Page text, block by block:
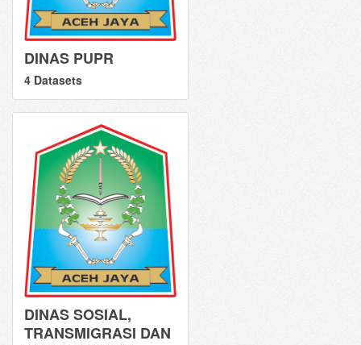
DINAS PUPR
4 Datasets
DINAS SOSIAL,
TRANSMIGRASI DAN